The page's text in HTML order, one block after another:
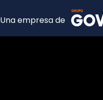
Una empresa de